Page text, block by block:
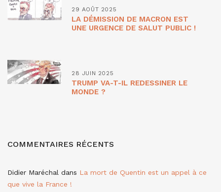
29 AOÛT 2025
LA DÉMISSION DE MACRON EST
UNE URGENCE DE SALUT PUBLIC !
28 JUIN 2025
TRUMP VA-T-IL REDESSINER LE
MONDE ?
COMMENTAIRES RÉCENTS
Didier Maréchal dans La mort de Quentin est un appel à ce
que vive la France !